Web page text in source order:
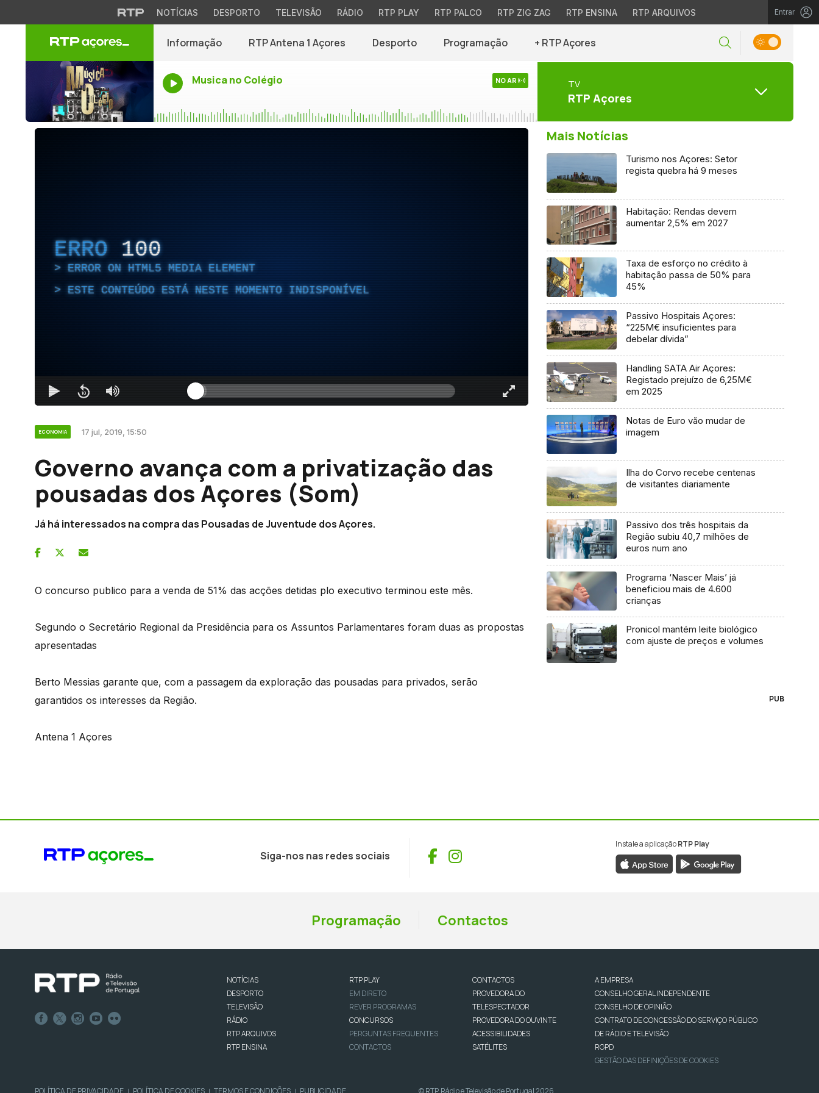
NOTÍCIAS DESPORTO TELEVISÃO RÁDIO RTP PLAY RTP PALCO RTP ZIG ZAG RTP ENSINA RTP ARQUIVOS Entrar
Informação RTP Antena 1 Açores Desporto Programação + RTP Açores
Musica no Colégio NO AR TV
RTP Açores
ERRO 100
ERROR ON HTML5 MEDIA ELEMENT
ESTE CONTEÚDO ESTÁ NESTE MOMENTO INDISPONÍVEL
ECONOMIA 17 jul, 2019, 15:50
Governo avança com a privatização das
pousadas dos Açores (Som)
Já há interessados na compra das Pousadas de Juventude dos Açores.
O concurso publico para a venda de 51% das acções detidas plo executivo terminou este mês.
Segundo o Secretário Regional da Presidência para os Assuntos Parlamentares foram duas as propostas
apresentadas
Berto Messias garante que, com a passagem da exploração das pousadas para privados, serão
garantidos os interesses da Região.
Antena 1 Açores
Mais Notícias
Turismo nos Açores: Setor
regista quebra há 9 meses
Habitação: Rendas devem
aumentar 2,5% em 2027
Taxa de esforço no crédito à
habitação passa de 50% para
45%
Passivo Hospitais Açores:
“225M€ insuficientes para
debelar dívida”
Handling SATA Air Açores:
Registado prejuízo de 6,25M€
em 2025
Notas de Euro vão mudar de
imagem
Ilha do Corvo recebe centenas
de visitantes diariamente
Passivo dos três hospitais da
Região subiu 40,7 milhões de
euros num ano
Programa ‘Nascer Mais’ já
beneficiou mais de 4.600
crianças
Pronicol mantém leite biológico
com ajuste de preços e volumes
PUB
Siga-nos nas redes sociais Facebook
Instagram
Instale a aplicaçãoRTP Play
Programação Contactos
NOTÍCIAS
DESPORTO
TELEVISÃO
RÁDIO
RTP ARQUIVOS
RTP ENSINA
RTP PLAY
EM DIRETO
REVER PROGRAMAS
CONCURSOS
PERGUNTAS FREQUENTES
CONTACTOS
CONTACTOS
PROVEDORA DO
TELESPECTADOR
PROVEDORA DO OUVINTE
ACESSIBILIDADES
SATÉLITES
A EMPRESA
CONSELHO GERAL INDEPENDENTE
CONSELHO DE OPINIÃO
CONTRATO DE CONCESSÃO DO SERVIÇO PÚBLICO
DE RÁDIO E TELEVISÃO
RGPD
GESTÃO DAS DEFINIÇÕES DE COOKIES
POLÍTICA DE PRIVACIDADE | POLÍTICA DE COOKIES | TERMOS E CONDIÇÕES | PUBLICIDADE © RTP, Rádio e Televisão de Portugal 2026